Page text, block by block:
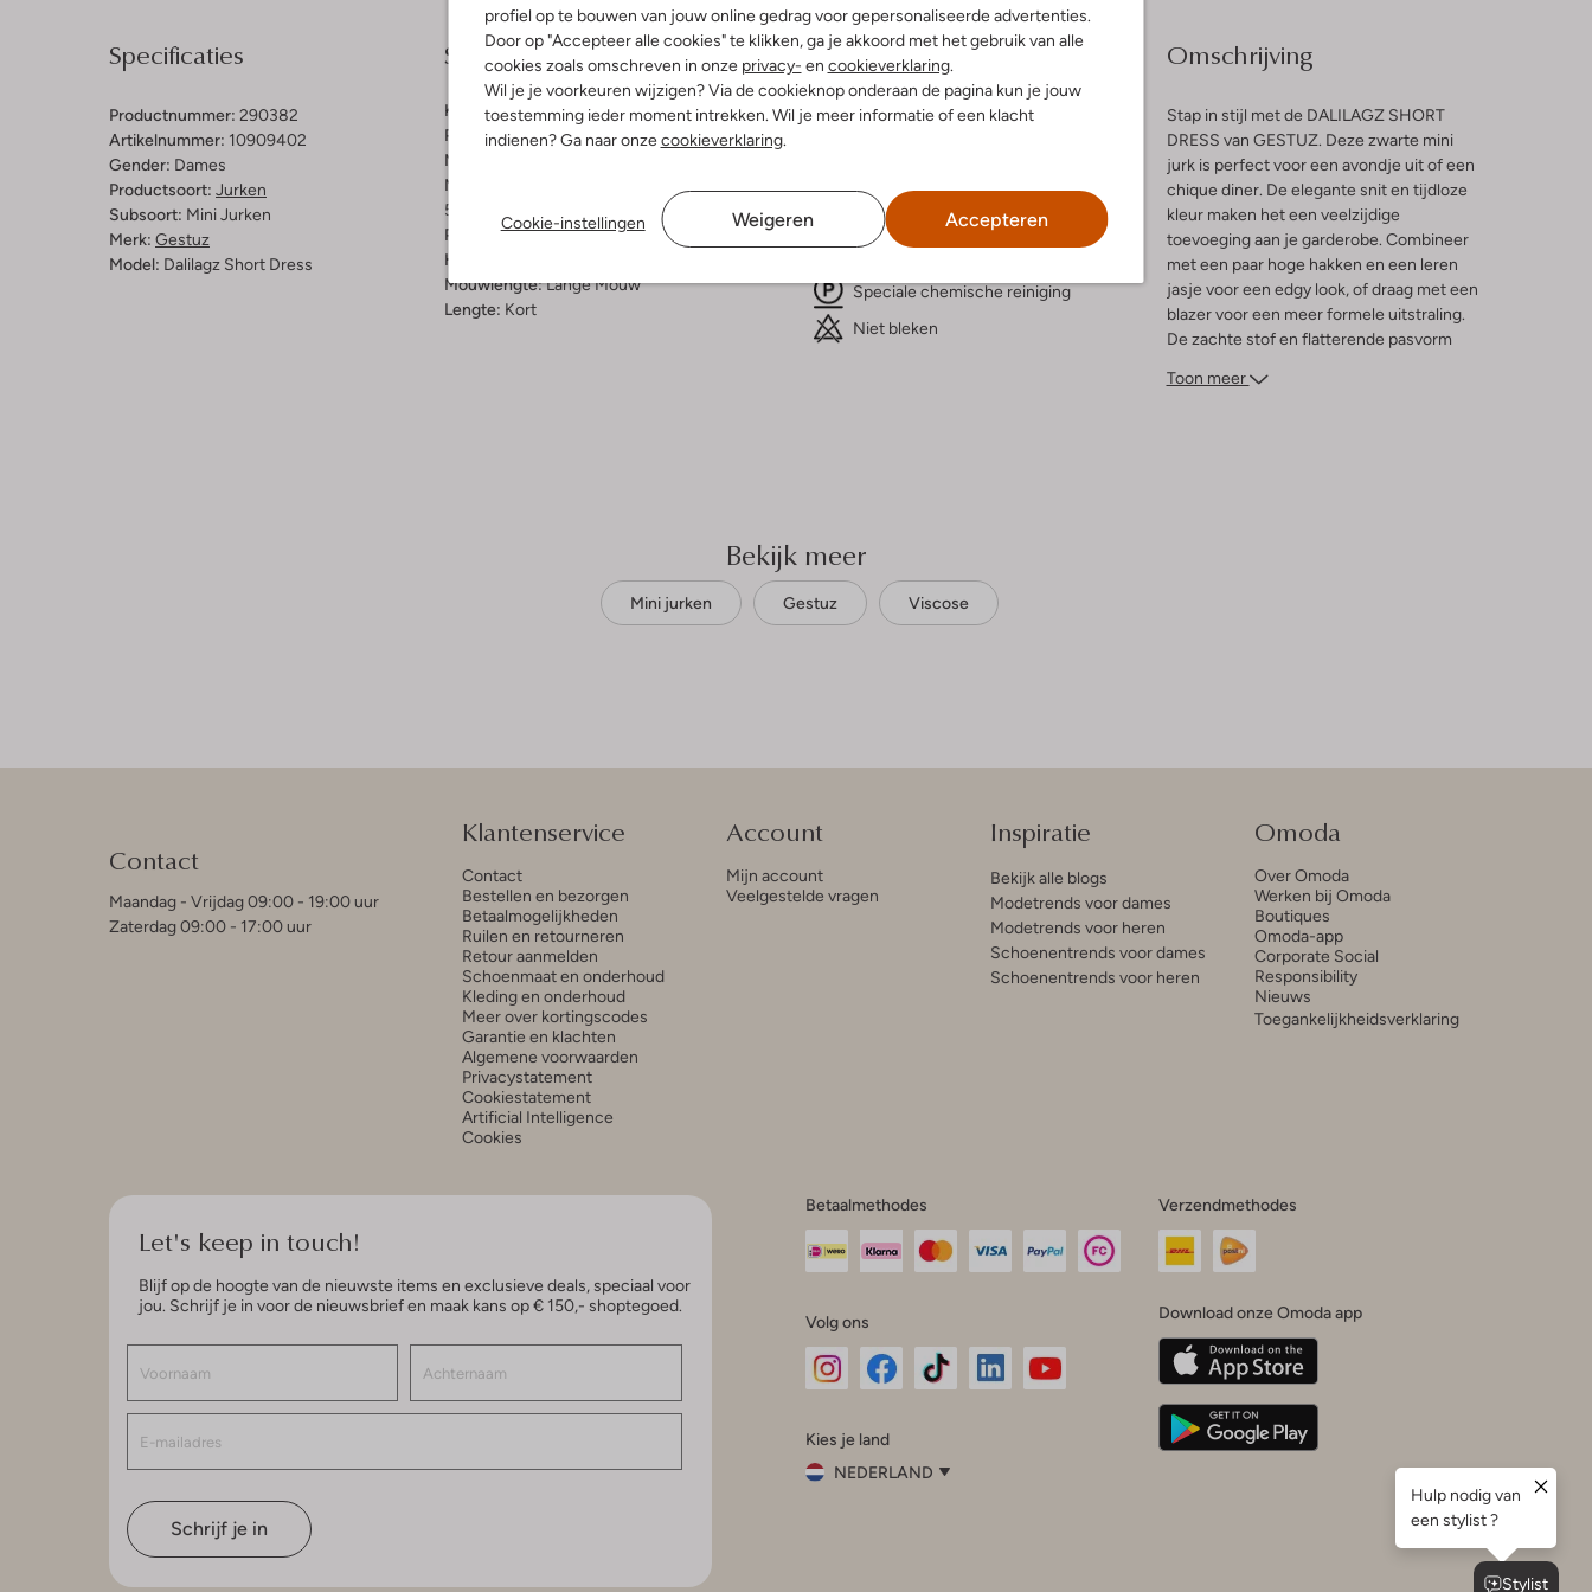
profiel op te bouwen van jouw online gedrag voor gepersonaliseerde advertenties.
Door op "Accepteer alle cookies" te klikken, ga je akkoord met het gebruik van alle
cookies zoals omschreven in onze privacy- en cookieverklaring.
Wil je je voorkeuren wijzigen? Via de cookieknop onderaan de pagina kun je jouw
toestemming ieder moment intrekken. Wil je meer informatie of een klacht
indienen? Ga naar onzecookieverklaring.
Cookie-instellingen Weigeren Accepteren
Specificaties
Productnummer: 290382
Artikelnummer: 10909402
Gender: Dames
Productsoort: Jurken
Subsoort: Mini Jurken
Merk: Gestuz
Model: Dalilagz Short Dress
Samenstelling & Pasvorm
Kleur: Zwart
Patroon:Effen
Materiaal:
Materiaalpercentages:
50% Viscose, 50% Ecovero Viscose
Pasvorm:Losvallend
Halslijn:
Mouwlengte:Lange Mouw
Lengte: Kort
Wasvoorschriften
Beperkt wassen op 30 °C
Alleen in de schaduw drogen
Speciale chemische reiniging
Niet bleken
Omschrijving
Stap in stijl met de DALILAGZ SHORT
DRESS van GESTUZ. Deze zwarte mini
jurk is perfect voor een avondje uit of een
chique diner. De elegante snit en tijdloze
kleur maken het een veelzijdige
toevoeging aan je garderobe. Combineer
met een paar hoge hakken en een leren
jasje voor een edgy look, of draag met een
blazer voor een meer formele uitstraling.
De zachte stof en flatterende pasvorm
comfortabel voelt. Voeg deze must-have
Toon meer
Bekijk meer
Mini jurken Gestuz Viscose
Contact
Maandag - Vrijdag 09:00 - 19:00 uur
Zaterdag 09:00 - 17:00 uur
Klantenservice
Contact
Bestellen en bezorgen
Betaalmogelijkheden
Ruilen en retourneren
Retour aanmelden
Schoenmaat en onderhoud
Kleding en onderhoud
Meer over kortingscodes
Garantie en klachten
Algemene voorwaarden
Privacystatement
Cookiestatement
Artificial Intelligence
Cookies
Account
Mijn account
Veelgestelde vragen
Inspiratie
Bekijk alle blogs
Modetrends voor dames
Modetrends voor heren
Schoenentrends voor dames
Schoenentrends voor heren
Omoda
Over Omoda
Werken bij Omoda
Boutiques
Omoda-app
Corporate Social
Responsibility
Nieuws
Toegankelijkheidsverklaring
Let's keep in touch!
Blijf op de hoogte van de nieuwste items en exclusieve deals, speciaal voor
jou. Schrijf je in voor de nieuwsbrief en maak kans op € 150,- shoptegoed.
Schrijf je in
Betaalmethodes
Volg ons
InstagramFacebook
Kies je land
NEDERLAND
Verzendmethodes
Download onze Omoda app